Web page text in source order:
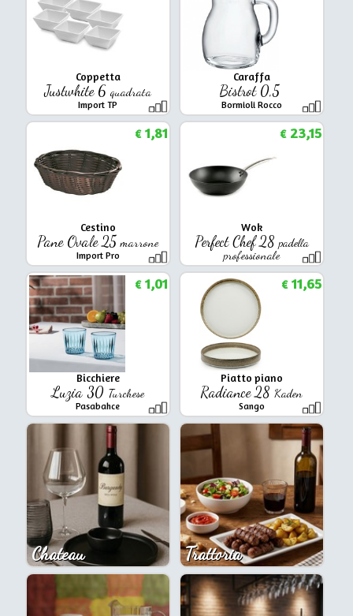
Coppetta
Justwhite 6quadrata
Import TP
Caraffa
Bistrot 0,5
Bormioli Rocco
Cestino
Pane Ovale 25marrone
Import Pro
€1,81
Wok
Perfect Chef 28padella
professionale
Import Cottura
€23,15
Bicchiere
Luzia 30 Turchese
Pasabahce
€1,01
Piatto piano
Radiance 28 Kaden
Sango
€11,65
Chateau Trattoria